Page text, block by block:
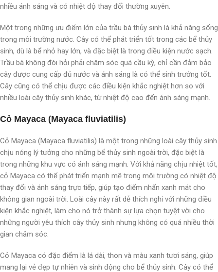
nhiều ánh sáng và có nhiệt độ thay đổi thường xuyên.
Một trong những ưu điểm lớn của trầu bà thủy sinh là khả năng sống
trong môi trường nước. Cây có thể phát triển tốt trong các bể thủy
sinh, dù là bể nhỏ hay lớn, và đặc biệt là trong điều kiện nước sạch.
Trầu bà không đòi hỏi phải chăm sóc quá cầu kỳ, chỉ cần đảm bảo
cây được cung cấp đủ nước và ánh sáng là có thể sinh trưởng tốt.
Cây cũng có thể chịu được các điều kiện khắc nghiệt hơn so với
nhiều loài cây thủy sinh khác, từ nhiệt độ cao đến ánh sáng mạnh.
Cỏ Mayaca (Mayaca fluviatilis)
Cỏ Mayaca (Mayaca fluviatilis) là một trong những loài cây thủy sinh
chịu nóng lý tưởng cho những bể thủy sinh ngoài trời, đặc biệt là
trong những khu vực có ánh sáng mạnh. Với khả năng chịu nhiệt tốt,
cỏ Mayaca có thể phát triển mạnh mẽ trong môi trường có nhiệt độ
thay đổi và ánh sáng trực tiếp, giúp tạo điểm nhấn xanh mát cho
không gian ngoài trời. Loài cây này rất dễ thích nghi với những điều
kiện khắc nghiệt, làm cho nó trở thành sự lựa chọn tuyệt vời cho
những người yêu thích cây thủy sinh nhưng không có quá nhiều thời
gian chăm sóc.
Cỏ Mayaca có đặc điểm là lá dài, thon và màu xanh tươi sáng, giúp
mang lại vẻ đẹp tự nhiên và sinh động cho bể thủy sinh. Cây có thể